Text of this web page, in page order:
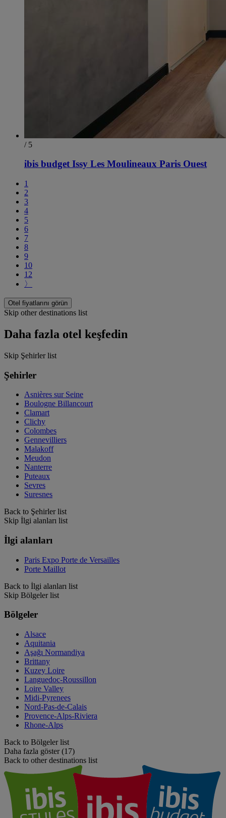
/ 5
ibis budget Issy Les Moulineaux Paris Ouest
1
2
3
4
5
6
7
8
9
10
12
〉
Otel fiyatlarını görün
Skip other destinations list
Daha fazla otel keşfedin
Skip Şehirler list
Şehirler
Asnières sur Seine
Boulogne Billancourt
Clamart
Clichy
Colombes
Gennevilliers
Malakoff
Meudon
Nanterre
Puteaux
Sevres
Suresnes
Back to Şehirler list
Skip İlgi alanları list
İlgi alanları
Paris Expo Porte de Versailles
Porte Maillot
Back to İlgi alanları list
Skip Bölgeler list
Bölgeler
Alsace
Aquitania
Aşağı Normandiya
Brittany
Kuzey Loire
Languedoc-Roussillon
Loire Valley
Midi-Pyrenees
Nord-Pas-de-Calais
Provence-Alps-Riviera
Rhone-Alps
Back to Bölgeler list
Daha fazla göster (17)
Back to other destinations list